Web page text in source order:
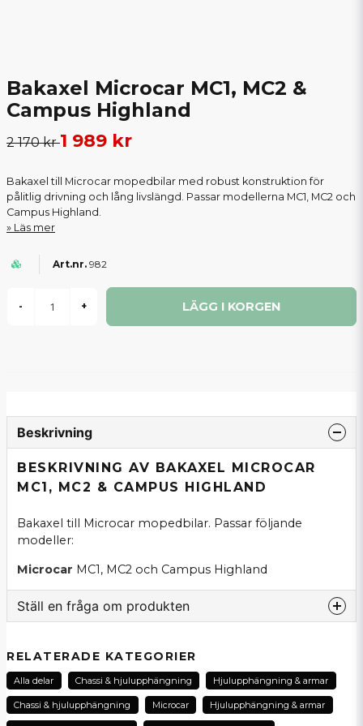
Bakaxel Microcar MC1, MC2 &
Campus Highland
2 170 kr1 989 kr
Bakaxel till Microcar mopedbilar med robust konstruktion för
pålitlig drivning och lång livslängd. Passar modellerna MC1, MC2 och
Campus Highland.
Läs mer
982
- + LÄGG I KORGEN
Beskrivning
BESKRIVNING AV BAKAXEL MICROCAR
MC1, MC2 & CAMPUS HIGHLAND
Bakaxel till Microcar mopedbilar. Passar följande
modeller:
Microcar MC1, MC2 och Campus Highland
Ställ en fråga om produkten
Fråga oss om denna produkt...
RELATERADE KATEGORIER
Alla delar Chassi & hjulupphängning Hjulupphängning & armar
Chassi & hjulupphängning Microcar Hjulupphängning & armar